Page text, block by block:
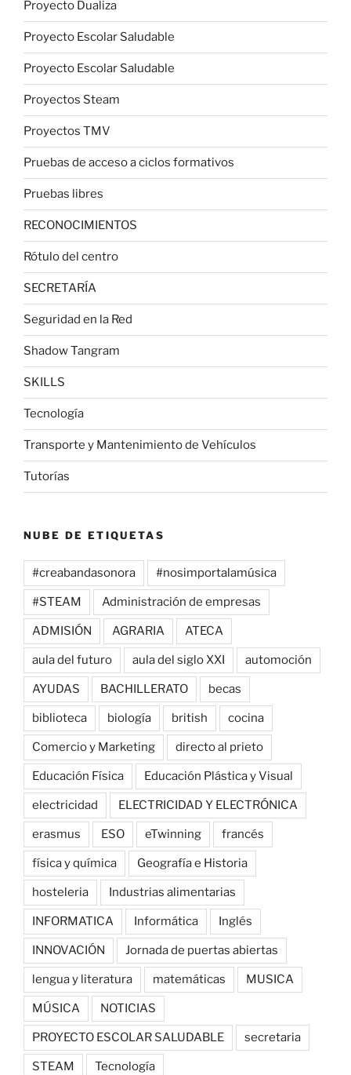
Proyecto Dualiza
Proyecto Escolar Saludable
Proyecto Escolar Saludable
Proyectos Steam
Proyectos TMV
Pruebas de acceso a ciclos formativos
Pruebas libres
RECONOCIMIENTOS
Rótulo del centro
SECRETARÍA
Seguridad en la Red
Shadow Tangram
SKILLS
Tecnología
Transporte y Mantenimiento de Vehículos
Tutorías
NUBE DE ETIQUETAS
#creabandasonora #nosimportalamúsica
#STEAM Administración de empresas
ADMISIÓN AGRARIA ATECA
aula del futuro aula del siglo XXI automoción
AYUDAS BACHILLERATO becas
biblioteca biología british cocina
Comercio y Marketing directo al prieto
Educación Física Educación Plástica y Visual
electricidad ELECTRICIDAD Y ELECTRÓNICA
erasmus ESO eTwinning francés
física y química Geografía e Historia
hosteleria Industrias alimentarias
INFORMATICA Informática Inglés
INNOVACIÓN Jornada de puertas abiertas
lengua y literatura matemáticas MUSICA
MÚSICA NOTICIAS
PROYECTO ESCOLAR SALUDABLE secretaria
STEAM Tecnología